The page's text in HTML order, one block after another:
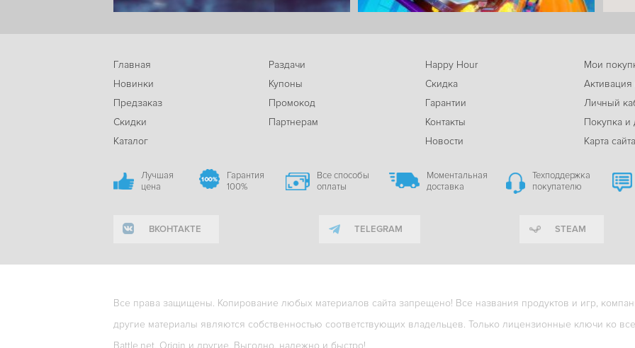
Главная
Новинки
Предзаказ
Скидки
Каталог
Раздачи
Купоны
Промокод
Партнерам
Happy Hour
Скидка
Гарантии
Контакты
Новости
Мои
Активация
Личный
Покупка и
Карта сайта
Лучшая
цена
Гарантия
100%
Все способы
оплаты
Моментальная
доставка
Техподдержка
покупателю
ВКОНТАКТЕ TELEGRAM STEAM
Все права защищены. Копирование любых материалов сайта запрещено! Все названия продуктов и игр,
другие материалы являются собственностью соответствующих владельцев. Только лицензионные ключи ко
Battle.net, Origin и другие. Выгодно, надежно и быстро!